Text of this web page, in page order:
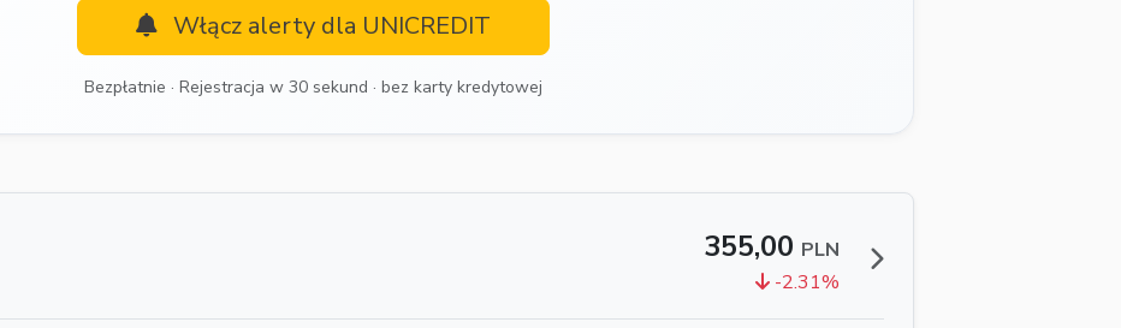
Włącz alerty dla UNICREDIT
Bezpłatnie · Rejestracja w 30 sekund · bez karty kredytowej
355,00 PLN
-2.31%